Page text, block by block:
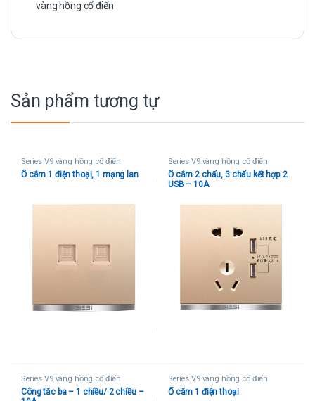
vàng hồng cổ điển
Sản phẩm tương tự
Series V9 vàng hồng cổ điển
Ổ cắm 1 điện thoại, 1 mạng lan
Series V9 vàng hồng cổ điển
Ổ cắm 2 chấu, 3 chấu kết hợp 2
USB – 10A
Series V9 vàng hồng cổ điển
Công tắc ba – 1 chiều/ 2 chiều –
Series V9 vàng hồng cổ điển
Ổ cắm 1 điện thoại